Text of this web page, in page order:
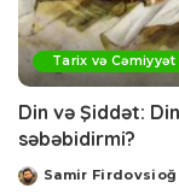
Tarix və Cəmiyyət
Din və Şiddət:
səbəbidirmi?
Posted
Samir